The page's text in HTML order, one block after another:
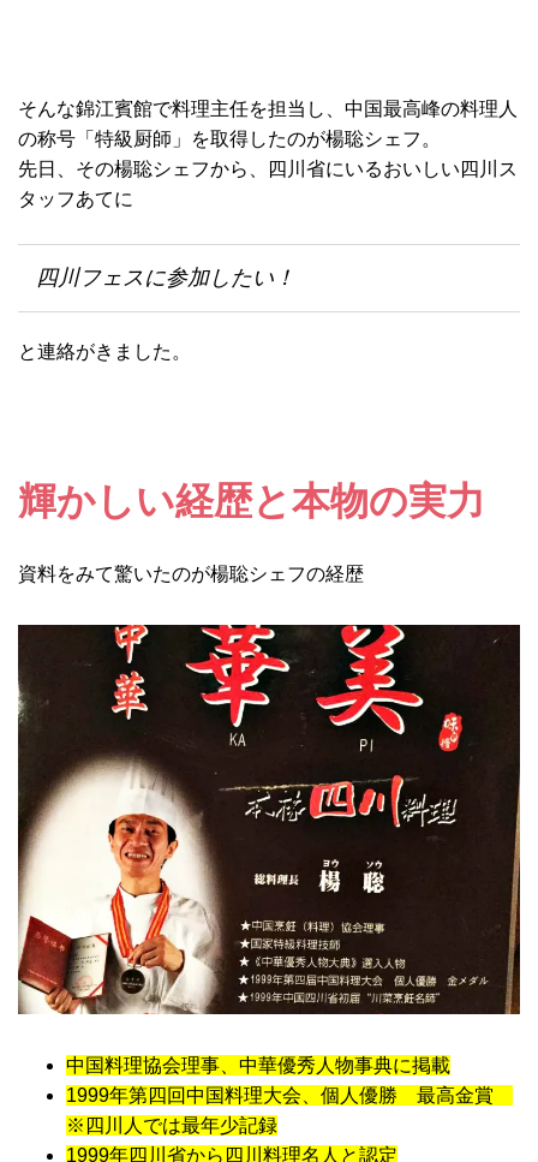
そんな錦江賓館で料理主任を担当し、中国最高峰の料理人
の称号「特級厨師」を取得したのが楊聡シェフ。
先日、その楊聡シェフから、四川省にいるおいしい四川ス
タッフあてに
四川フェスに参加したい！
と連絡がきました。
輝かしい経歴と本物の実力
資料をみて驚いたのが楊聡シェフの経歴
中国料理協会理事、中華優秀人物事典に掲載
1999年第四回中国料理大会、個人優勝 最高金賞
※四川人では最年少記録
1999年四川省から四川料理名人と認定